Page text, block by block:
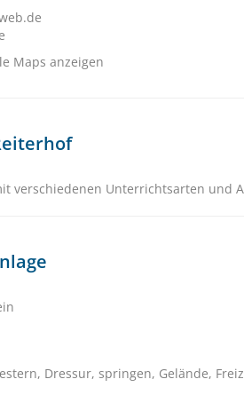
Maps anzeigen
verschiedenen Unterrichtsarten und
Dressur, springen, Gelände,